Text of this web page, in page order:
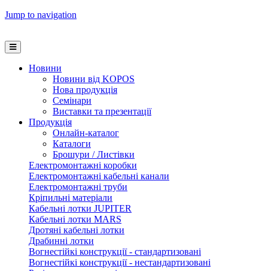
Jump to navigation
Новини
Новини від KOPOS
Нова продукція
Семінари
Виставки та презентації
Продукція
Онлайн-каталог
Каталоги
Брошури / Листівки
Електромонтажні коробки
Електромонтажні кабельні канали
Електромонтажні труби
Кріпильні матеріали
Кабельні лотки JUPITER
Кабельні лотки MARS
Дротяні кабельні лотки
Драбинні лотки
Вогнестійкі конструкції - стандартизовані
Вогнестійкі конструкції - нестандартизовані